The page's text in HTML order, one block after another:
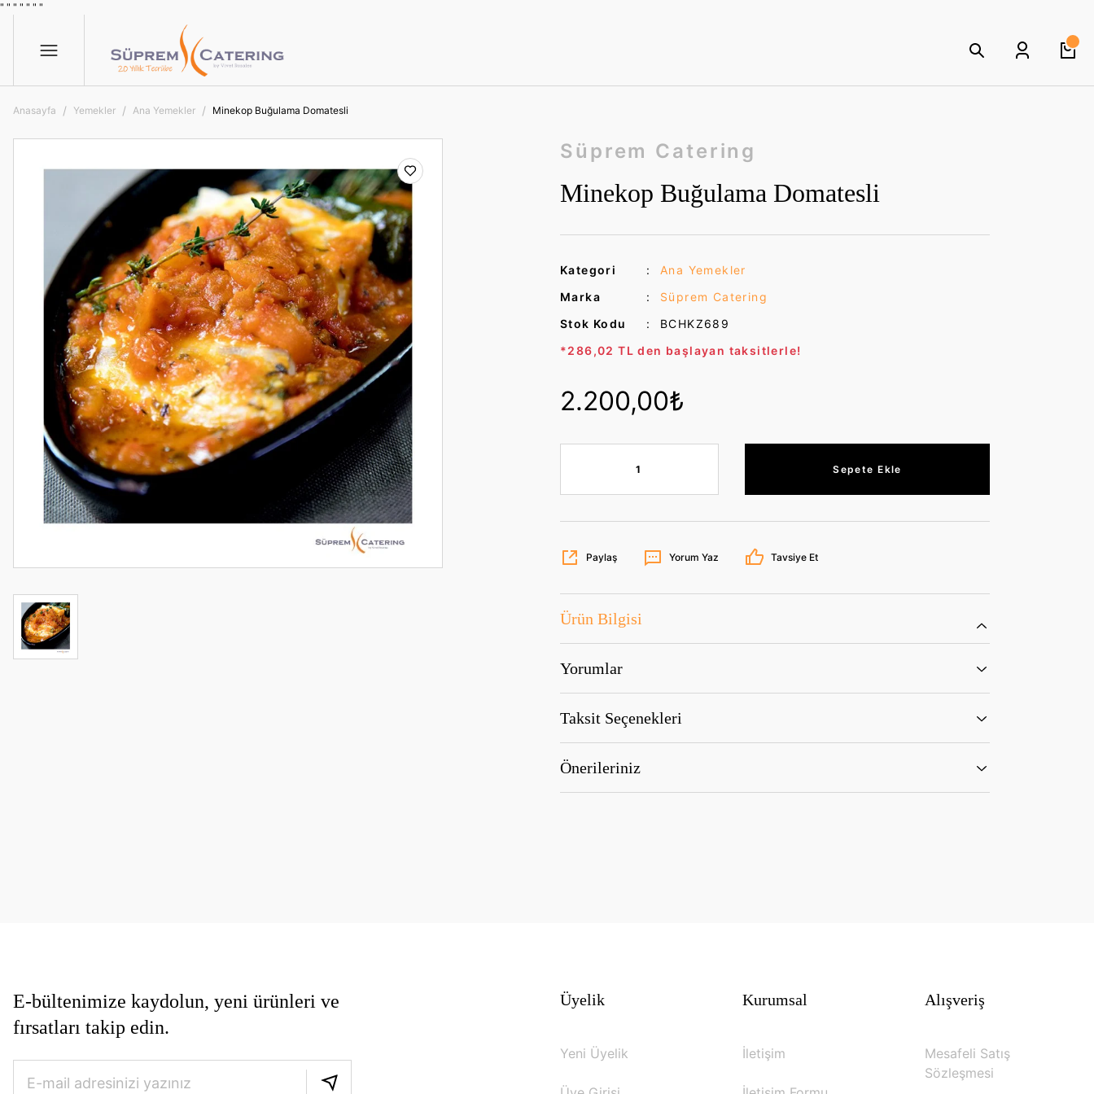
" " " " " " "
Anasayfa Yemekler Ana Yemekler Minekop Buğulama Domatesli
Süprem Catering
Minekop Buğulama Domatesli
Kategori
Ana Yemekler
Marka
Süprem Catering
Stok Kodu
BCHKZ689
*286,02 TL den başlayan taksitlerle!
2.200,00₺
Sepete Ekle
Paylaş Yorum Yaz Tavsiye Et
Ürün Bilgisi
Yorumlar
Taksit Seçenekleri
Önerileriniz
E-bültenimize kaydolun, yeni ürünleri ve
fırsatları takip edin.
Üyelik
Yeni Üyelik
Kurumsal
İletişim
Alışveriş
Mesafeli Satış
Sözleşmesi